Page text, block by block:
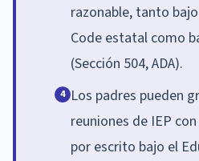
razonable, tanto
Code estatal como
(Sección 504, ADA).
4 Los padres pueden
reuniones de IEP
por escrito bajo el